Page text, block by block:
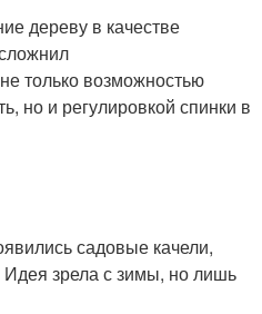
дереву в качестве
только возможностью
но и регулировкой спинки в
садовые качели,
зрела с зимы, но лишь